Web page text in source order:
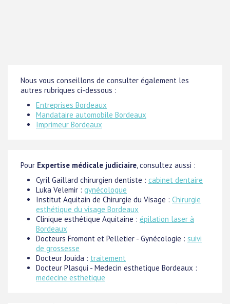
Nous vous conseillons de consulter également les
autres rubriques ci-dessous :
Entreprises Bordeaux
Mandataire automobile Bordeaux
Imprimeur Bordeaux
Pour Expertise médicale judiciaire, consultez aussi :
Cyril Gaillard chirurgien dentiste : cabinet dentaire
Luka Velemir : gynécologue
Institut Aquitain de Chirurgie du Visage : Chirurgie
esthétique du visage Bordeaux
Clinique esthétique Aquitaine : épilation laser à
Bordeaux
Docteurs Fromont et Pelletier - Gynécologie : suivi
de grossesse
Docteur Jouida : traitement
Docteur Plasqui - Medecin esthetique Bordeaux :
medecine esthetique